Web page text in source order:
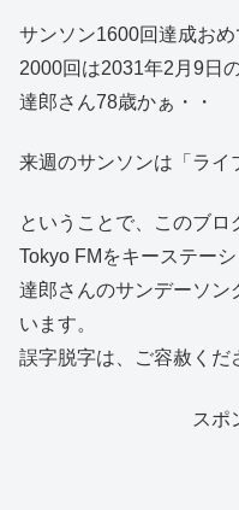
サンソン1600回達成おめ
2000回は2031年2月9日
達郎さん78歳かぁ・・
来週のサンソンは「ライ
ということで、このブロ
Tokyo FMをキーステー
達郎さんのサンデーソン
います。
誤字脱字は、ご容赦くだ
スポ